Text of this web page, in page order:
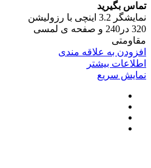
تماس بگیرید
نمایشگر 3.2 اینچی با رزولیشن
320 در240 و صفحه ی لمسی
مقاومتی
افزودن به علاقه مندی
اطلاعات بیشتر
نمایش سریع